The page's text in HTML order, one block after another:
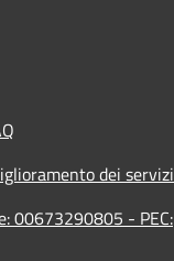
dei servizi
00673290805 - PEC: